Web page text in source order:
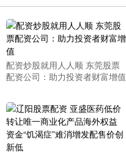
配资炒股就用人人顺 东莞股票
配资公司：助力投资者财富增值